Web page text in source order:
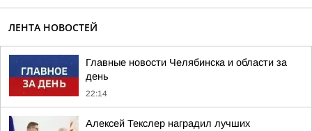
ЛЕНТА НОВОСТЕЙ
Главные новости Челябинска и области за
день
22:14
Алексей Текслер наградил лучших